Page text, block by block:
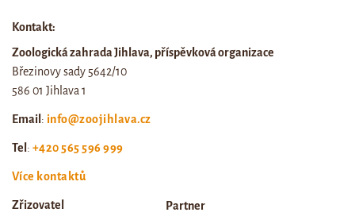
Kontakt:
Zoologická zahrada Jihlava, příspěvková organizace
Březinovy sady 5642/10
586 01 Jihlava 1
Email : info@zoojihlava.cz
Tel : +420 565 596 999
Více kontaktů
Zřizovatel Partner